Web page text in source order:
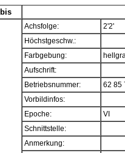
bis
Achsfolge:
2'2'
Höchstgeschw.:
Farbgebung:
Aufschrift:
Betriebsnummer:
62 85
Vorbildinfos:
Epoche:
VI
Schnittstelle:
Anmerkung: